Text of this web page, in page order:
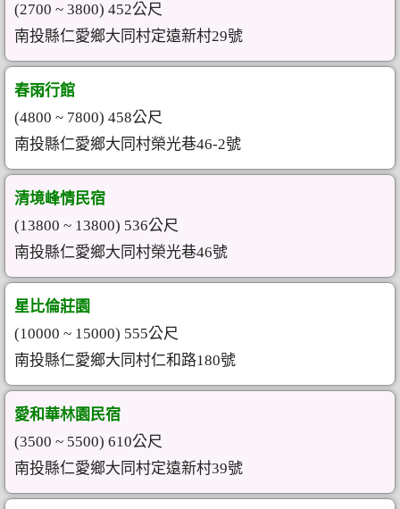
(2700 ~ 3800) 452公尺
南投縣仁愛鄉大同村定遠新村29號
春雨行館
(4800 ~ 7800) 458公尺
南投縣仁愛鄉大同村榮光巷46-2號
清境峰情民宿
(13800 ~ 13800) 536公尺
南投縣仁愛鄉大同村榮光巷46號
星比倫莊園
(10000 ~ 15000) 555公尺
南投縣仁愛鄉大同村仁和路180號
愛和華林園民宿
(3500 ~ 5500) 610公尺
南投縣仁愛鄉大同村定遠新村39號